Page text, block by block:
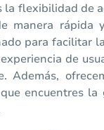
la flexibilidad de
manera rápida
para facilitar
de
Además,
encuentres